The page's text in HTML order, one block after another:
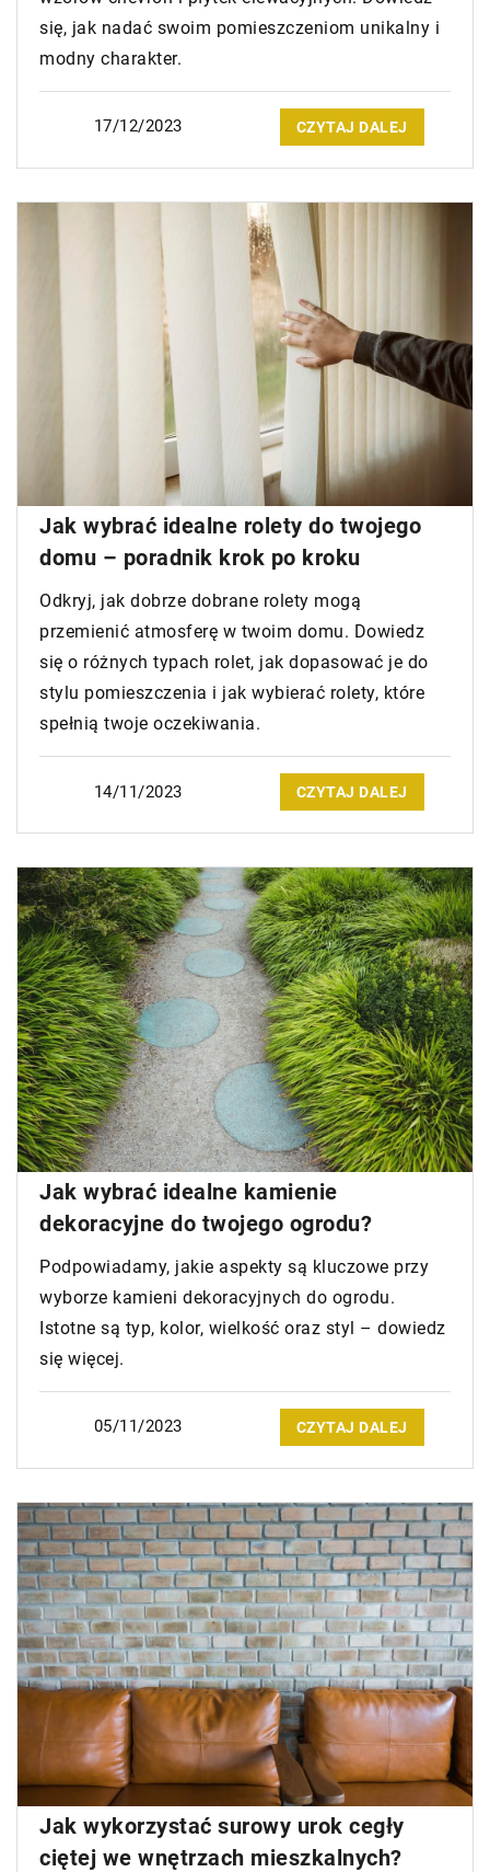
się, jak nadać swoim pomieszczeniom unikalny i
modny charakter.
17/12/2023 CZYTAJ DALEJ
Jak wybrać idealne rolety do twojego
domu – poradnik krok po kroku
Odkryj, jak dobrze dobrane rolety mogą
przemienić atmosferę w twoim domu. Dowiedz
się o różnych typach rolet, jak dopasować je do
stylu pomieszczenia i jak wybierać rolety, które
spełnią twoje oczekiwania.
14/11/2023 CZYTAJ DALEJ
Jak wybrać idealne kamienie
dekoracyjne do twojego ogrodu?
Podpowiadamy, jakie aspekty są kluczowe przy
wyborze kamieni dekoracyjnych do ogrodu.
Istotne są typ, kolor, wielkość oraz styl – dowiedz
się więcej.
05/11/2023 CZYTAJ DALEJ
Jak wykorzystać surowy urok cegły
ciętej we wnętrzach mieszkalnych?